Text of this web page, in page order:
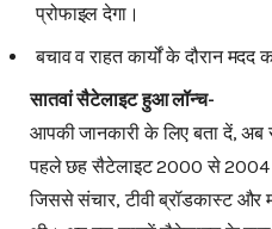
प्रोफाइल देगा।
बचाव व राहत कार्यों के दौरान मदद
सातवां सैटेलाइट हुआ लॉन्च-
आपकी जानकारी के लिए बता दें,
पहले छह सैटेलाइट 2000 से 2004
जिससे संचार, टीवी ब्रॉडकास्ट और